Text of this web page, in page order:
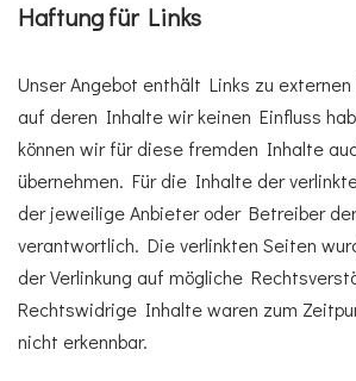
Haftung für Links
Unser Angebot enthält Links zu
auf deren Inhalte wir keinen Einfluss
können wir für diese fremden Inhalte
übernehmen. Für die Inhalte der
der jeweilige Anbieter oder Betreiber
verantwortlich. Die verlinkten Seiten
der Verlinkung auf mögliche
Rechtswidrige Inhalte waren zum
nicht erkennbar.